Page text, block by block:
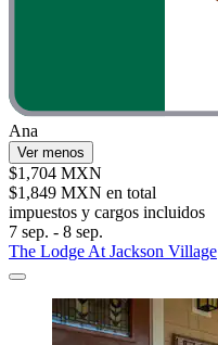
Ana
Ver menos
$1,704 MXN
$1,849 MXN en total
impuestos y cargos incluidos
7 sep. - 8 sep.
The Lodge At Jackson Village